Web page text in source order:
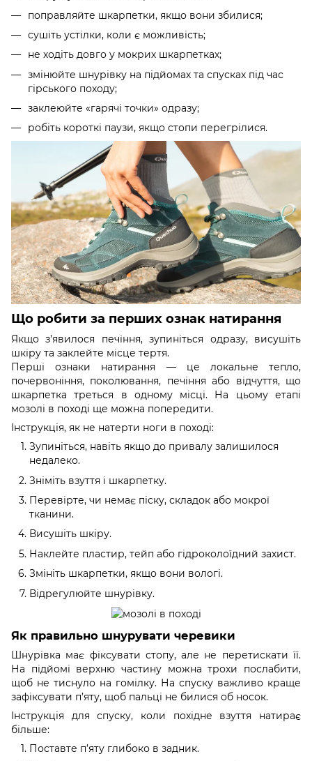
поправляйте шкарпетки, якщо вони збилися;
сушіть устілки, коли є можливість;
не ходіть довго у мокрих шкарпетках;
змінюйте шнурівку на підйомах та спусках під час
гірського походу;
заклеюйте «гарячі точки» одразу;
робіть короткі паузи, якщо стопи перегрілися.
Що робити за перших ознак натирання
Якщо з’явилося печіння, зупиніться одразу, висушіть
шкіру та заклейте місце тертя.
Перші ознаки натирання — це локальне тепло,
почервоніння, поколювання, печіння або відчуття, що
шкарпетка треться в одному місці. На цьому етапі
мозолі в поході ще можна попередити.
Інструкція, як не натерти ноги в поході:
Зупиніться, навіть якщо до привалу залишилося
недалеко.
Зніміть взуття і шкарпетку.
Перевірте, чи немає піску, складок або мокрої
тканини.
Висушіть шкіру.
Наклейте пластир, тейп або гідроколоїдний захист.
Змініть шкарпетки, якщо вони вологі.
Відрегулюйте шнурівку.
Як правильно шнурувати черевики
Шнурівка має фіксувати стопу, але не перетискати її.
На підйомі верхню частину можна трохи послабити,
щоб не тиснуло на гомілку. На спуску важливо краще
зафіксувати п’яту, щоб пальці не билися об носок.
Інструкція для спуску, коли похідне взуття натирає
більше:
Поставте п’яту глибоко в задник.